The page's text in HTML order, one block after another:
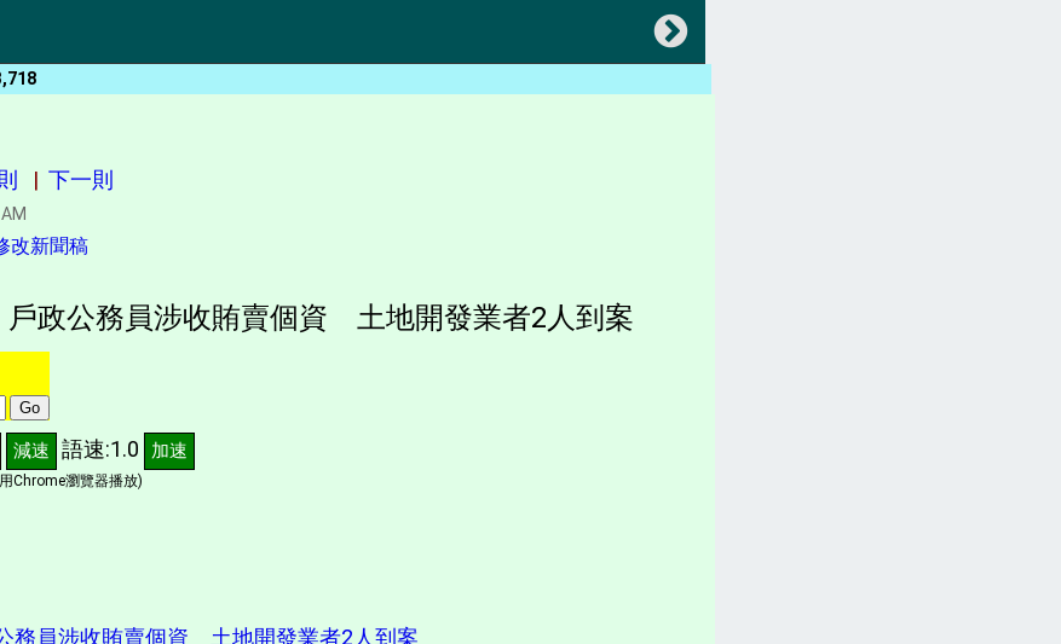
| 下一則
改新聞稿
戶政公務員涉收賄賣個資 土地開發業者2人到案
減速 語速:1.0 加速
Chrome瀏覽器播放)
務員涉收賄賣個資 土地開發業者2人到案